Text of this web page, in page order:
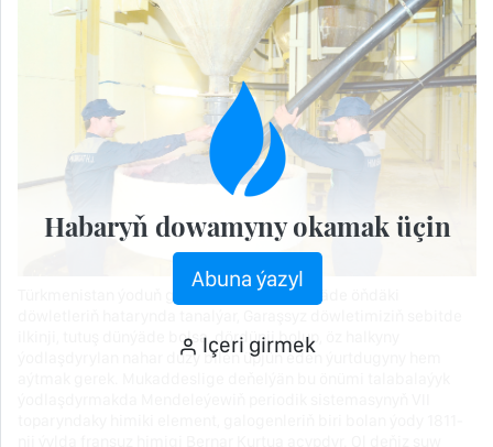
Türkmenistan ýoduň gorlary boýunça dünýäde öňdäki
ilkinji, tutuş dünýäde bolsa, dördünji bolup, öz halkyny
ýodlaşdyrylan nahar duzy bilen üpjün eden ýurtdugyny hem
Habaryň dowamyny okamak üçin
Abuna ýazyl
Içeri girmek